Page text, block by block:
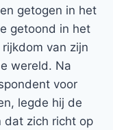
getogen in het
getoond in het
van zijn
wereld. Na
voor
legde hij de
dat zich richt op